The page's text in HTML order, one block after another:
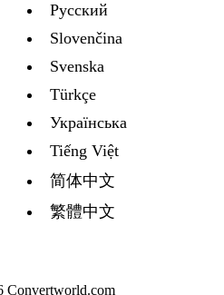
Русский
Slovenčina
Svenska
Türkçe
Украïнська
Tiếng Việt
简体中文
繁體中文
Convertworld.com